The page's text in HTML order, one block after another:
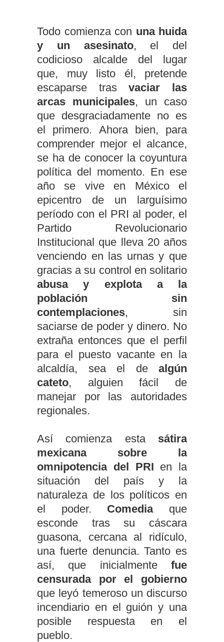
Todo comienza con una huida
y un asesinato, el del
codicioso alcalde del lugar
que, muy listo él, pretende
escaparse trasvaciar las
arcas municipales, un caso
que desgraciadamente no es
el primero. Ahora bien, para
comprender mejor el alcance,
se ha de conocer la coyuntura
política del momento. En ese
año se vive en México el
epicentro de un larguísimo
período con el PRI al poder, el
Partido Revolucionario
Institucional que lleva 20 años
venciendo en las urnas y que
gracias a su control en solitario
abusa y explota a la
población sin
contemplaciones, sin
saciarse de poder y dinero. No
extraña entonces que el perfil
para el puesto vacante en la
alcaldía, sea el de algún
cateto, alguien fácil de
manejar por las autoridades
regionales.
Así comienza esta sátira
mexicana sobre la
omnipotencia del PRI en la
situación del país y la
naturaleza de los políticos en
el poder. Comediaque
esconde tras su cáscara
guasona, cercana al ridículo,
una fuerte denuncia. Tanto es
así, que inicialmentefue
censurada por el gobierno
que leyó temeroso un discurso
incendiario en el guión y una
posible respuesta en el
pueblo.